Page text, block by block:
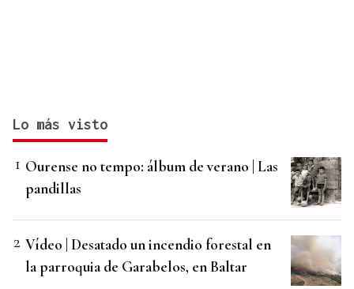
Lo más visto
Ourense no tempo: álbum de verano | Las
pandillas
Vídeo | Desatado un incendio forestal en
la parroquia de Garabelos, en Baltar